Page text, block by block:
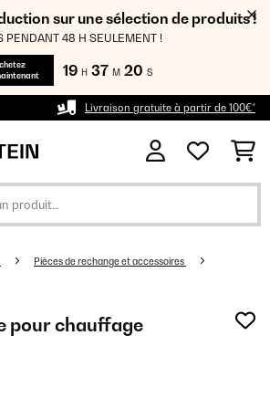
sur une sélection de produits !
PENDANT 48 H SEULEMENT !
19 H 37 M 18 S
Livraison gratuite à partir de 100€*
Pièces de rechange et accessoires
pour chauffage